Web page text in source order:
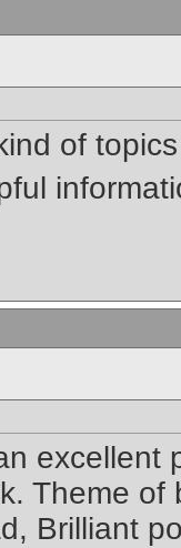
of
excellent
Theme
Brilliant